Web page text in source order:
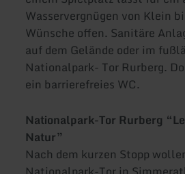
Wasservergnügen von Klein
Wünsche offen. Sanitäre
auf dem Gelände oder im
Nationalpark- Tor Rurberg.
ein barrierefreies WC.
Nationalpark-Tor Rurberg
Natur”
Nach dem kurzen Stopp